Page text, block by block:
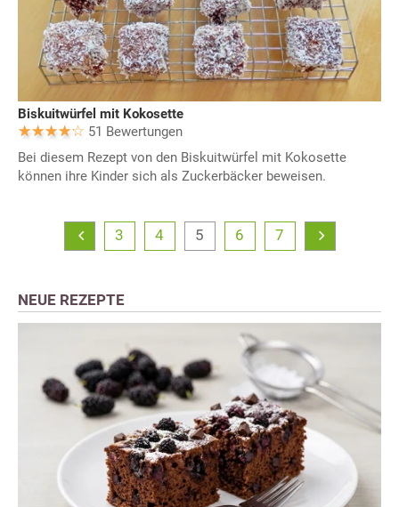
Biskuitwürfel mit Kokosette
51 Bewertungen
Bei diesem Rezept von den Biskuitwürfel mit Kokosette
können ihre Kinder sich als Zuckerbäcker beweisen.
3 4 5 6 7
NEUE REZEPTE